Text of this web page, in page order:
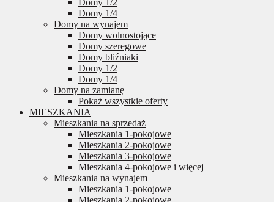
Domy 1/2
Domy 1/4
Domy na wynajem
Domy wolnostojące
Domy szeregowe
Domy bliźniaki
Domy 1/2
Domy 1/4
Domy na zamianę
Pokaż wszystkie oferty
MIESZKANIA
Mieszkania na sprzedaż
Mieszkania 1-pokojowe
Mieszkania 2-pokojowe
Mieszkania 3-pokojowe
Mieszkania 4-pokojowe i więcej
Mieszkania na wynajem
Mieszkania 1-pokojowe
Mieszkania 2-pokojowe